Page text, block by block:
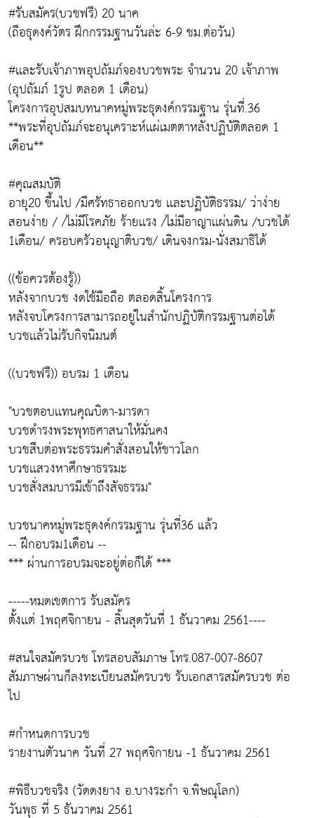
#รับสมัคร(บวชฟรี) 20 นาค
(ถือธุดงค์วัตร ฝึกกรรมฐานวันล่ะ 6-9 ชม.ต่อวัน)
#เเละรับเจ้าภาพอุปถัมภ์จองบวชพระ จำนวน 20 เจ้าภาพ
(อุปถัมภ์ 1รูป ตลอด 1 เดือน)
โครงการอุปสมบทนาคหมู่พระธุดงค์กรรมฐาน รุ่นที่.36
**พระที่อุปถัมภ์จะอนุเคราะห์เเผ่เมตตาหลังปฏิบัติตลอด 1
เดือน**
#คุณสมบัติ
อายุ20 ขึ้นไป /มีศรัทธาออกบวช เเละปฏิบัติธรรม/ ว่าง่าย
สอนง่าย / /ไม่มีโรคภัย ร้ายเเรง /ไม่มีอาญาเเผ่นดิน /บวชได้
1เดือน/ ครอบครัวอนุญาติบวช/ เดินจงกรม-นั่งสมาธิได้
((ข้อควรต้องรู้))
หลังจากบวช งดใช้มือถือ ตลอดสิ้นโครงการ
หลังจบโครงการสามารถอยู่ในสำนักปฏิบัติกรรมฐานต่อได้
บวชเเล้วไม่รับกิจนิมนต์
((บวชฟรี)) อบรม 1 เดือน
"บวชตอบเเทนคุณบิดา-มารดา
บวชดำรงพระพุทธศาสนาให้มั่นคง
บวชสืบต่อพระธรรมคำสั่งสอนให้ชาวโลก
บวชเเสวงหาศึกษาธรรมะ
บวชสั่งสมบารมีเข้าถึงสัจธรรม"
บวชนาคหมู่พระธุดงค์กรรมฐาน รุ่นที่36 แล้ว
-- ฝึกอบรม1เดือน --
*** ผ่านการอบรมจะอยู่ต่อก็ได้ ***
-----หมดเขตการ รับสมัคร
ตั้งเเต่ 1พฤศจิกายน - สิ้นสุดวันที่ 1 ธันวาคม 2561----
#สนใจสมัครบวช โทรสอบสัมภาษ โทร.087-007-8607
สัมภาษผ่านก็ลงทะเบียนสมัครบวช รับเอกสารสมัครบวช ต่อ
ไป
#กำหนดการบวช
รายงานตัวนาค วันที่ 27 พฤศจิกายน -1 ธันวาคม 2561
#พิธีบวชจริง (วัดดงยาง อ.บางระกำ จ.พิษณุโลก)
วันพุธ ที่ 5 ธันวาคม 2561